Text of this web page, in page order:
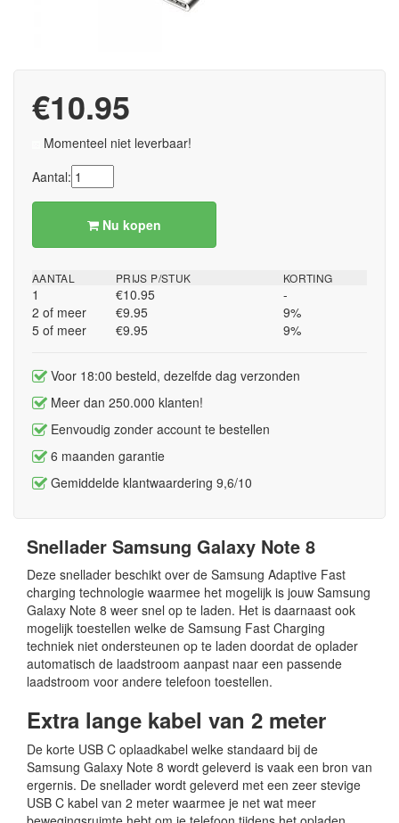
€10.95
Momenteel niet leverbaar!
Aantal:
Nu kopen
AANTAL
1
2 of meer
5 of meer
PRIJS P/STUK
€10.95
€9.95
€9.95
KORTING
-
9%
9%
Voor 18:00 besteld, dezelfde dag verzonden
Meer dan 250.000 klanten!
Eenvoudig zonder account te bestellen
6 maanden garantie
Gemiddelde klantwaardering 9,6/10
Snellader Samsung Galaxy Note 8
Deze snellader beschikt over de Samsung Adaptive Fast
charging technologie waarmee het mogelijk is jouw Samsung
Galaxy Note 8 weer snel op te laden. Het is daarnaast ook
mogelijk toestellen welke de Samsung Fast Charging
techniek niet ondersteunen op te laden doordat de oplader
automatisch de laadstroom aanpast naar een passende
laadstroom voor andere telefoon toestellen.
Extra lange kabel van 2 meter
De korte USB C oplaadkabel welke standaard bij de
Samsung Galaxy Note 8 wordt geleverd is vaak een bron van
ergernis. De snellader wordt geleverd met een zeer stevige
USB C kabel van 2 meter waarmee je net wat meer